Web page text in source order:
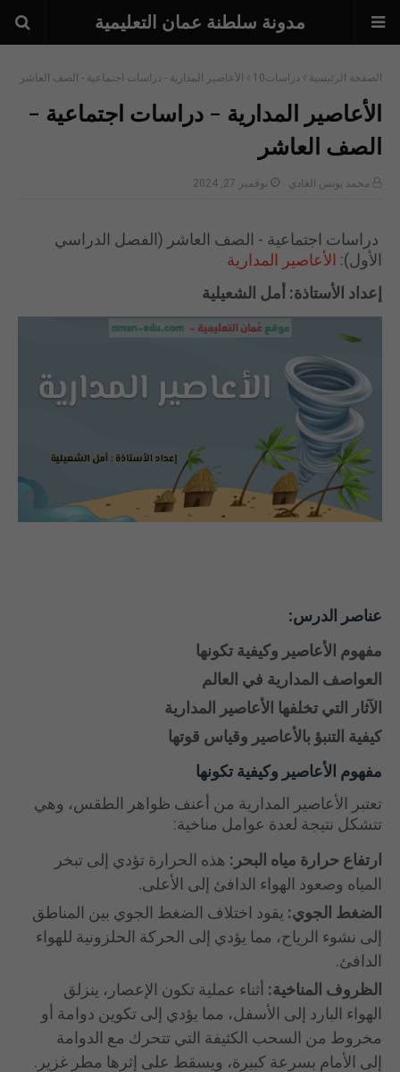
مدونة سلطنة عمان التعليمية
الصفحة الرئيسية دراسات10 الأعاصير المدارية - دراسات اجتماعية - الصف العاشر
الأعاصير المدارية - دراسات اجتماعية -
الصف العاشر
محمد يونس الغادي نوفمبر 27, 2024
دراسات اجتماعية - الصف العاشر (الفصل الدراسي
الأول): الأعاصير المدارية
إعداد الأستاذة: أمل الشعيلية
عناصر الدرس:
مفهوم الأعاصير وكيفية تكونها
العواصف المدارية في العالم
الآثار التي تخلفها الأعاصير المدارية
كيفية التنبؤ بالأعاصير وقياس قوتها
مفهوم الأعاصير وكيفية تكونها
تعتبر الأعاصير المدارية من أعنف ظواهر الطقس، وهي
تتشكل نتيجة لعدة عوامل مناخية:
ارتفاع حرارة مياه البحر: هذه الحرارة تؤدي إلى تبخر
المياه وصعود الهواء الدافئ إلى الأعلى.
الضغط الجوي: يقود اختلاف الضغط الجوي بين المناطق
إلى نشوء الرياح، مما يؤدي إلى الحركة الحلزونية للهواء
الدافئ.
الظروف المناخية: أثناء عملية تكون الإعصار، ينزلق
الهواء البارد إلى الأسفل، مما يؤدي إلى تكوين دوامة أو
مخروط من السحب الكثيفة التي تتحرك مع الدوامة
إلى الأمام بسرعة كبيرة، ويسقط على إثرها مطر غزير.